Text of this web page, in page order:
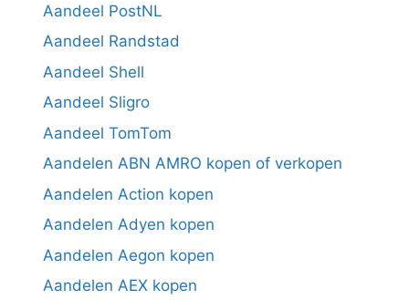
Aandeel PostNL
Aandeel Randstad
Aandeel Shell
Aandeel Sligro
Aandeel TomTom
Aandelen ABN AMRO kopen of verkopen
Aandelen Action kopen
Aandelen Adyen kopen
Aandelen Aegon kopen
Aandelen AEX kopen